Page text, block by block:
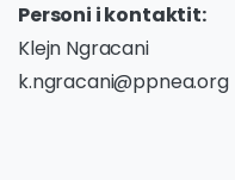
Personi i kontaktit:
Klejn Ngracani
k.ngracani@ppnea.org